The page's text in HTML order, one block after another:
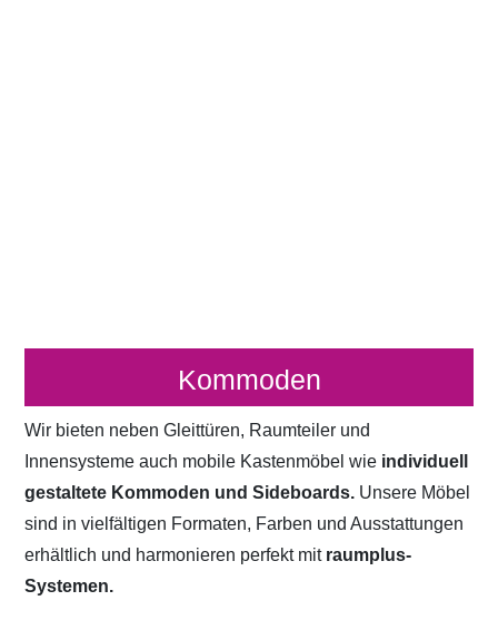
Kommoden
Wir bieten neben Gleittüren, Raumteiler und
Innensysteme auch mobile Kastenmöbel wie individuell
gestaltete Kommoden und Sideboards. Unsere Möbel
sind in vielfältigen Formaten, Farben und Ausstattungen
erhältlich und harmonieren perfekt mit raumplus-
Systemen.